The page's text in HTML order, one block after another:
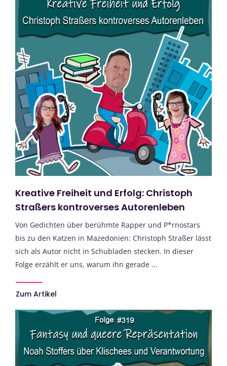
Kreative Freiheit und Erfolg: Christoph
Straßers kontroverses Autorenleben
Von Gedichten über berühmte Rapper und P*rnostars
bis zu den Katzen in Mazedonien: Christoph Straßer lässt
sich als Autor nicht in Schubladen stecken. In dieser
Folge erzählt er uns, warum ihn gerade ...
Zum Artikel